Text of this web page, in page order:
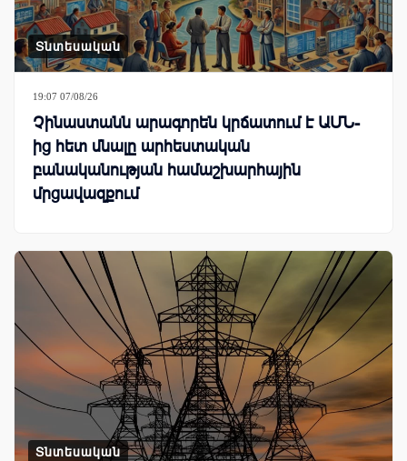
Տնտեսական
19:07 07/08/26
Չինաստանն արագորեն կրճատում է ԱՄՆ-
ից հետ մնալը արհեստական
բանականության համաշխարհային
մրցավազքում
Տնտեսական